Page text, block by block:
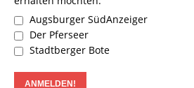
Augsburger SüdAnzeiger
Der Pferseer
Stadtberger Bote